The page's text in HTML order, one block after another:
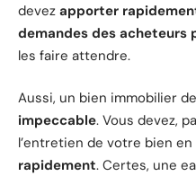
devez apporter
demandes des acheteurs
les faire attendre.
Aussi, un bien immobilier
impeccable. Vous devez,
l’entretien de votre bien en
rapidement. Certes, une